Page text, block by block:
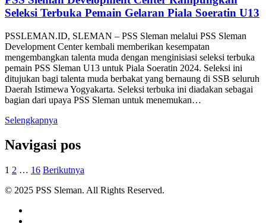
Seleksi Terbuka Pemain Gelaran Piala Soeratin U13
PSSLEMAN.ID, SLEMAN – PSS Sleman melalui PSS Sleman
Development Center kembali memberikan kesempatan
mengembangkan talenta muda dengan menginisiasi seleksi terbuka
pemain PSS Sleman U13 untuk Piala Soeratin 2024. Seleksi ini
ditujukan bagi talenta muda berbakat yang bernaung di SSB seluruh
Daerah Istimewa Yogyakarta. Seleksi terbuka ini diadakan sebagai
bagian dari upaya PSS Sleman untuk menemukan…
Selengkapnya
Navigasi pos
1 2 … 16 Berikutnya
© 2025 PSS Sleman. All Rights Reserved.